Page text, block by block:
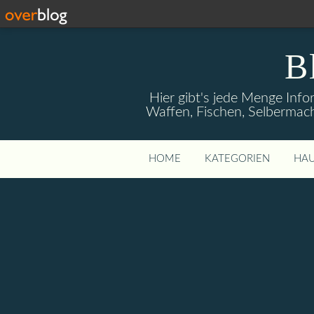
Hier gibt's jede Menge
Waffen, Fischen,
HOME KATEGORIEN